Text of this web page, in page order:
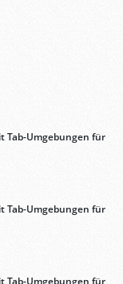
Tab-Umgebungen für
Tab-Umgebungen für